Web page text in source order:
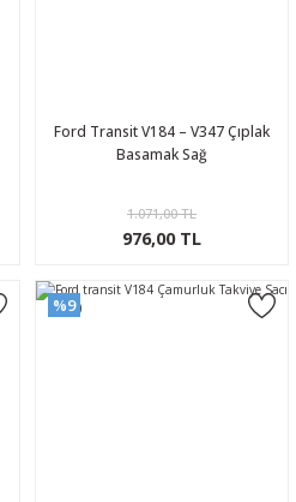
Ford Transit V184 – V347 Çıplak
Basamak Sağ
1.071,00 TL
976,00 TL
%9